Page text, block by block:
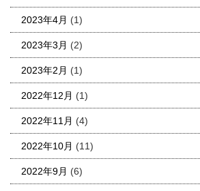
2023年4月 (1)
2023年3月 (2)
2023年2月 (1)
2022年12月 (1)
2022年11月 (4)
2022年10月 (11)
2022年9月 (6)